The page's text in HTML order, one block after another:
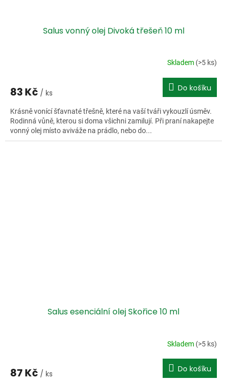
Salus vonný olej Divoká třešeň 10 ml
Skladem (>5 ks)
83 Kč / ks Do košíku
Krásně vonící šťavnaté třešně, které na vaší tváři vykouzlí úsměv.
Rodinná vůně, kterou si doma všichni zamilují. Při praní nakapejte
vonný olej místo aviváže na prádlo, nebo do...
Salus esenciální olej Skořice 10 ml
Skladem (>5 ks)
87 Kč / ks Do košíku